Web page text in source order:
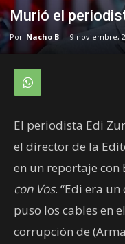
Murió el
Por Nacho B - 9 noviembre,
El periodista Edi
el director de la
en un reportaje con
con Vos. “Edi era
puso los cables en
corrupción de